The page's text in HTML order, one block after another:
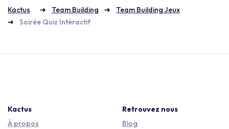
Kactus Team Building
Team Building Jeux
Soirée Quiz Intéractif
Kactus
À propos
Retrouvez nous
Blog